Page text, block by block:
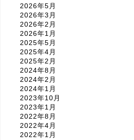
2026年5月
2026年3月
2026年2月
2026年1月
2025年5月
2025年4月
2025年2月
2024年8月
2024年2月
2024年1月
2023年10月
2023年1月
2022年8月
2022年4月
2022年1月